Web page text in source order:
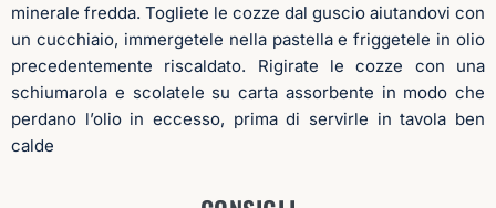
minerale fredda. Togliete le cozze dal guscio aiutandovi con
un cucchiaio, immergetele nella pastella e friggetele in olio
precedentemente riscaldato. Rigirate le cozze con una
schiumarola e scolatele su carta assorbente in modo che
perdano l’olio in eccesso, prima di servirle in tavola ben
calde